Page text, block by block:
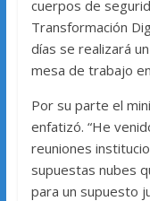
cuerpos de
Transformación
días se realizará
mesa de trabajo
Por su parte el
enfatizó. “He
reuniones
supuestas nubes
para un supuesto